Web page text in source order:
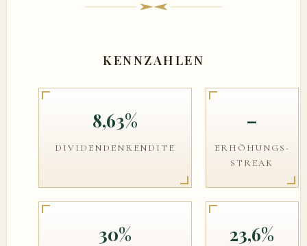
KENNZAHLEN
8,63%
DIVIDENDENRENDITE
–
ERHÖHUNGS-
STREAK
30% 23,6%